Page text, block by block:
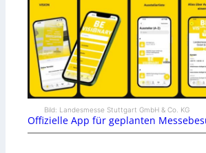
Bild: Landesmesse Stuttgart GmbH & Co. KG
Offizielle App für geplanten